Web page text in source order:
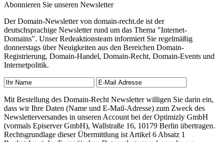
Abonnieren Sie unseren Newsletter
Der Domain-Newsletter von domain-recht.de ist der
deutschsprachige Newsletter rund um das Thema "Internet-
Domains". Unser Redeaktionsteam informiert Sie regelmäßig
donnerstags über Neuigkeiten aus den Bereichen Domain-
Registrierung, Domain-Handel, Domain-Recht, Domain-Events und
Internetpolitik.
Mit Bestellung des Domain-Recht Newsletter willigen Sie darin ein,
dass wir Ihre Daten (Name und E-Mail-Adresse) zum Zweck des
Newsletterversandes in unseren Account bei der Optimizly GmbH
(vormals Episerver GmbH), Wallstraße 16, 10179 Berlin übertragen.
Rechtsgrundlage dieser Übermittlung ist Artikel 6 Absatz 1